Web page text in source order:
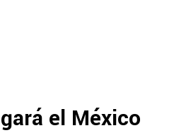
el México